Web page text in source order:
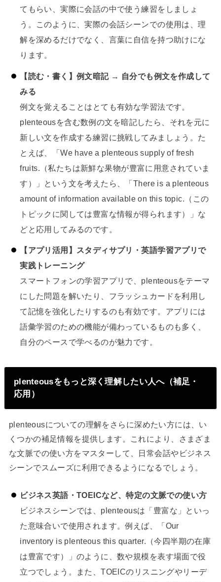
てもらい、実際に会話の中で使う練習をしましょ
う。このように、実際の会話シーンでの使用は、理
解を深めるだけでなく、言葉に自信を持つ助けにな
ります。
【読む・書く】例文暗記 → 自分でも例文を作成して
みる
例文を覚えることはとても有効な学習法です。
plenteousを含む数例の文を暗記したら、それを元に
新しい文を作成する練習に挑戦してみましょう。た
とえば、「We have a plenteous supply of fresh
fruits.（私たちは新鮮な果物が豊富に用意されていま
す）」という文を考えたら、「There is a plenteous
amount of information available on this topic.（この
トピックに関しては豊富な情報が得られます）」な
どと応用してみるのです。
【アプリ活用】スタディサプリ・英語学習アプリで
実践トレーニング
スマートフォンの学習アプリで、plenteousをテーマ
にした問題を解いたり、フラッシュカードを利用し
て記憶を強化したりするのも有効です。アプリには
語彙学習のための機能が備わっているものも多く、
自分のペースで学べるのが魅力です。
plenteousをもっと深く理解したい人へ（補足・
応用）
plenteousについての理解をさらに深めたい方には、い
くつかの補足情報を提供します。これにより、さまざま
な文脈での使い方をマスターして、日常会話やビジネス
シーンでスムーズに利用できるようになるでしょう。
ビジネス英語・TOEICなど、特定の文脈での使い方
ビジネスシーンでは、plenteousは「豊富な」といっ
た意味合いで使用されます。例えば、「Our
inventory is plenteous this quarter.（今四半期の在庫
は豊富です）」のように、数や規模を表す場面で役
立つでしょう。また、TOEICのリスニングやリーデ